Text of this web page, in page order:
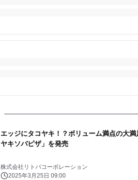
エッジにタコヤキ！？ボリューム満点の大
ヤキソバピザ」を発売
株式会社リトパコーポレーション
2025年3月25日 09:00